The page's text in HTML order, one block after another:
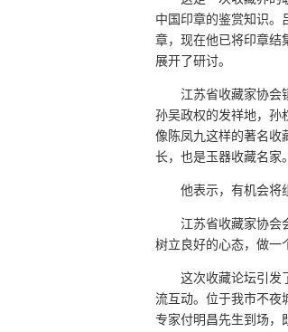
中国印章的鉴赏知识。
章，现在他已将印章结
展开了研讨。
江苏省收藏家协会
孙吴政权的发祥地，孙
像陈凤九这样的著名收
长，也是玉器收藏名家。
他表示，有机会将
江苏省收藏家协会
树立良好的心态，做一
这次收藏论坛引发
流互动。位于我市不夜
专家付明昌先生到场，